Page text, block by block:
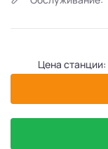
Цена станции: